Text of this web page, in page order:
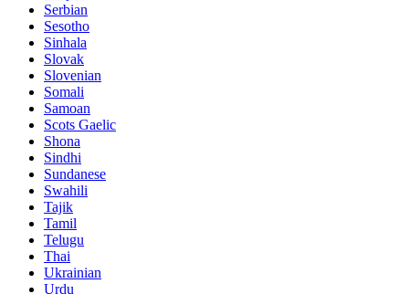
Serbian
Sesotho
Sinhala
Slovak
Slovenian
Somali
Samoan
Scots Gaelic
Shona
Sindhi
Sundanese
Swahili
Tajik
Tamil
Telugu
Thai
Ukrainian
Urdu